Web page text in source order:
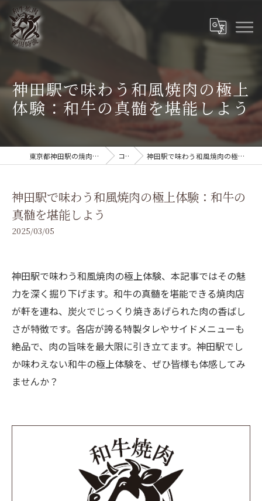
神田駅で味わう和風焼肉の極上
体験：和牛の真髄を堪能しよう
東京都神田駅の焼肉なら和牛焼肉 神田時流 コラム 神田駅で味わう和風焼肉の極上体験：和牛の真髄を堪能しよう
神田駅で味わう和風焼肉の極上体験：和牛の
真髄を堪能しよう
2025/03/05
神田駅で味わう和風焼肉の極上体験、本記事ではその魅
力を深く掘り下げます。和牛の真髄を堪能できる焼肉店
が軒を連ね、炭火でじっくり焼きあげられた肉の香ばし
さが特徴です。各店が誇る特製タレやサイドメニューも
絶品で、肉の旨味を最大限に引き立てます。神田駅でし
か味わえない和牛の極上体験を、ぜひ皆様も体感してみ
ませんか？